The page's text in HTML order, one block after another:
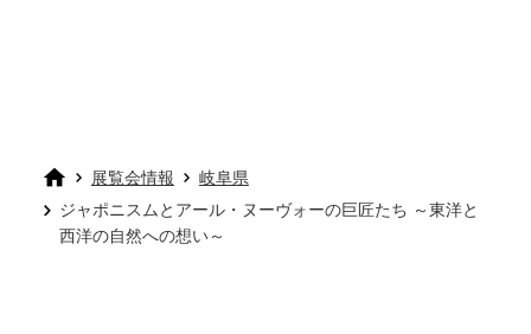
展覧会情報
岐阜県
ジャポニスムとアール・ヌーヴォーの巨匠たち ～東洋と
西洋の自然への想い～